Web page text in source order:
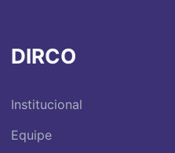
DIRCO
Institucional
Equipe